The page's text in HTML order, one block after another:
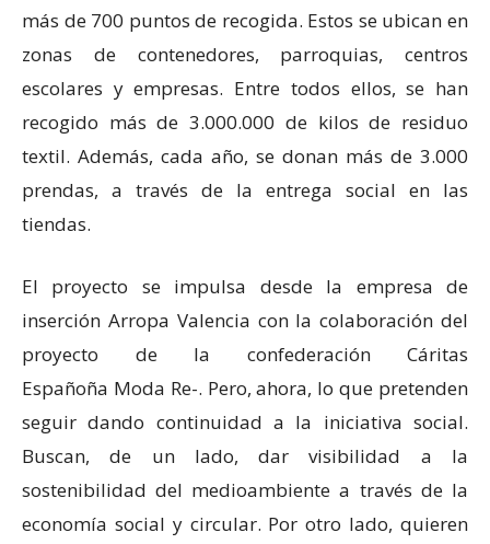
más de 700 puntos de recogida. Estos se ubican en
zonas de contenedores, parroquias, centros
escolares y empresas. Entre todos ellos, se han
recogido más de 3.000.000 de kilos de residuo
textil. Además, cada año, se donan más de 3.000
prendas, a través de la entrega social en las
tiendas.
El proyecto se impulsa desde la empresa de
inserción Arropa Valencia con la colaboración del
proyecto de la confederación Cáritas
Españoña Moda Re-. Pero, ahora, lo que pretenden
seguir dando continuidad a la iniciativa social.
Buscan, de un lado, dar visibilidad a la
sostenibilidad del medioambiente a través de la
economía social y circular. Por otro lado, quieren